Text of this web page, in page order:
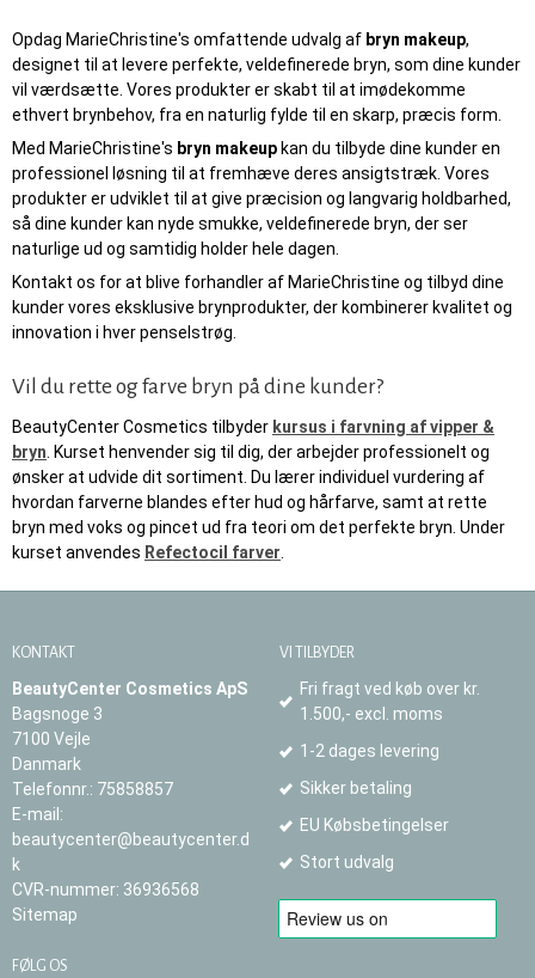
Opdag MarieChristine's omfattende udvalg af bryn makeup,
designet til at levere perfekte, veldefinerede bryn, som dine kunder
vil værdsætte. Vores produkter er skabt til at imødekomme
ethvert brynbehov, fra en naturlig fylde til en skarp, præcis form.
Med MarieChristine's bryn makeup kan du tilbyde dine kunder en
professionel løsning til at fremhæve deres ansigtstræk. Vores
produkter er udviklet til at give præcision og langvarig holdbarhed,
så dine kunder kan nyde smukke, veldefinerede bryn, der ser
naturlige ud og samtidig holder hele dagen.
Kontakt os for at blive forhandler af MarieChristine og tilbyd dine
kunder vores eksklusive brynprodukter, der kombinerer kvalitet og
innovation i hver penselstrøg.
Vil du rette og farve bryn på dine kunder?
BeautyCenter Cosmetics tilbyder kursus i farvning af vipper &
bryn . Kurset henvender sig til dig, der arbejder professionelt og
ønsker at udvide dit sortiment. Du lærer individuel vurdering af
hvordan farverne blandes efter hud og hårfarve, samt at rette
bryn med voks og pincet ud fra teori om det perfekte bryn. Under
kurset anvendes Refectocil farver
KONTAKT
BeautyCenter Cosmetics ApS
Bagsnoge 3
7100 Vejle
Danmark
Telefonnr.: 75858857
E-mail :
beautycenter@beautycenter.d
k
CVR-nummer: 36936568
Sitemap
FØLG OS
VI TILBYDER
Fri fragt ved køb over kr.
1.500,- excl. moms
1-2 dages levering
Sikker betaling
EU Købsbetingelser
Stort udvalg